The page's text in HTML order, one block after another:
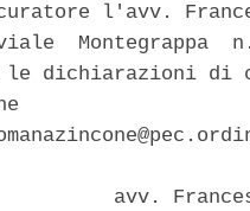
curatore l'avv.
le dichiarazioni di
avv.